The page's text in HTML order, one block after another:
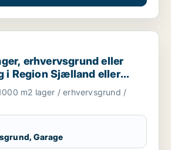
erhvervsgrund eller garage til salg i
erhvervsgrund eller
i Region Sjælland eller
m2 lager / erhvervsgrund /
Garage